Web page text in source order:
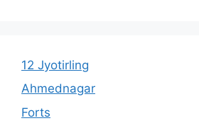
12 Jyotirling
Ahmednagar
Forts